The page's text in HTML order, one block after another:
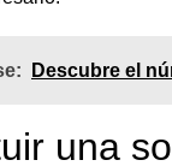
Descubre el
una